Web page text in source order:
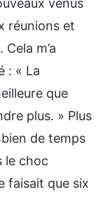
réunions et
m’a
: « La
que
plus. » Plus
de temps
le choc
faisait que six